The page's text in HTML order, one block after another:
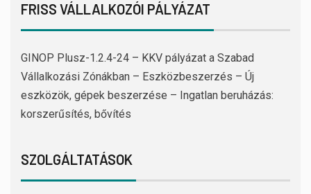
FRISS VÁLLALKOZÓI PÁLYÁZAT
GINOP Plusz-1.2.4-24 – KKV pályázat a Szabad
Vállalkozási Zónákban – Eszközbeszerzés – Új
eszközök, gépek beszerzése – Ingatlan beruházás:
korszerűsítés, bővítés
SZOLGÁLTATÁSOK